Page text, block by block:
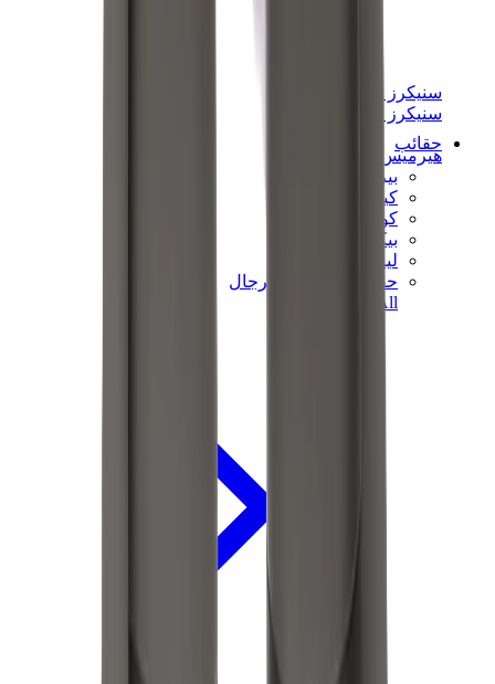
سنيكرز نسائية
سنيكرز رجالية
حقائب
هيرميس
بيركين
كيلي
كونستانس
بيكوتان
ليندي
حقائب هيرميس للرجال
View All